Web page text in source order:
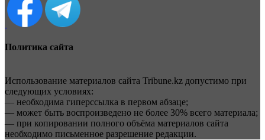
Политика сайта
Использование материалов сайта Tribune.kz допустимо при
следующих условиях:
— необходима гиперссылка в первом абзаце;
— может быть воспроизведено не более 30% всего материала;
— при копировании полного объёма материалов сайта
необходимо письменное разрешение редакции.